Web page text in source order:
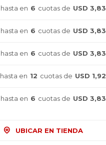
hasta en 6 cuotas de USD 3,83
hasta en 6 cuotas de USD 3,83
hasta en 6 cuotas de USD 3,83
hasta en 12 cuotas de USD 1,92
hasta en 6 cuotas de USD 3,83
UBICAR EN TIENDA
comprar!
comprar!
comprar!